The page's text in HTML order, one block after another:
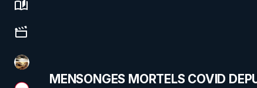
Science, history & spirituality
Culture, media & entertainment
patatrak
MENSONGES MORTELS COVID